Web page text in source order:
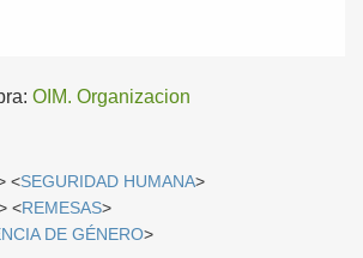
OIM. Organizacion
<SEGURIDAD HUMANA>
<REMESAS>
DE GÉNERO>